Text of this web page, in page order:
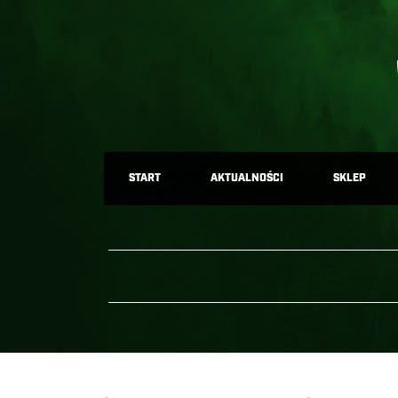
START AKTUALNOŚCI SKLEP